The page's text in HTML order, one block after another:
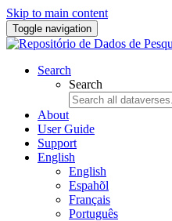
Skip to main content
Toggle navigation
Search
Search
About
User Guide
Support
English
English
Espahõl
Français
Português